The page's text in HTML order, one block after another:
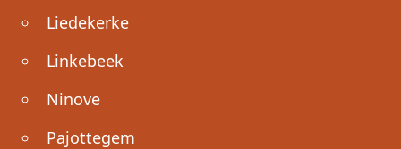
Liedekerke
Linkebeek
Ninove
Pajottegem